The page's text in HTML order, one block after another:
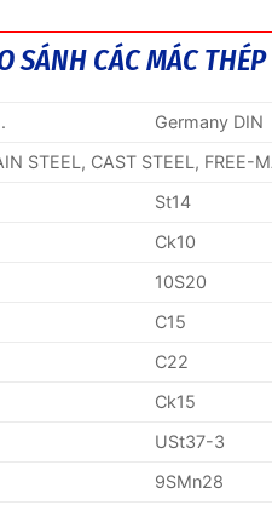
SÁNH CÁC MÁC THÉP
Germany DIN
STEEL, CAST STEEL, FREE-
St14
Ck10
10S20
C15
C22
Ck15
USt37-3
9SMn28